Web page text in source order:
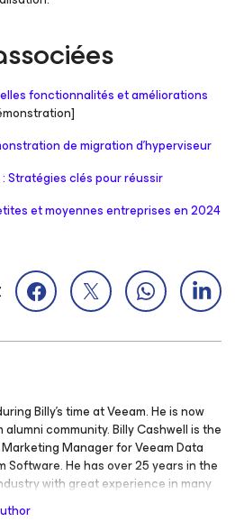
fonctionnalités et améliorations
de migration d’hyperviseur
Stratégies clés pour réussir
et moyennes entreprises en 2024
Billy's time at Veeam. He is now
community. Billy Cashwell is the
Manager for Veeam Data
Software. He has over 25 years in the
with great experience in many
IT admin, technical support, sales, and
primarily focused around data